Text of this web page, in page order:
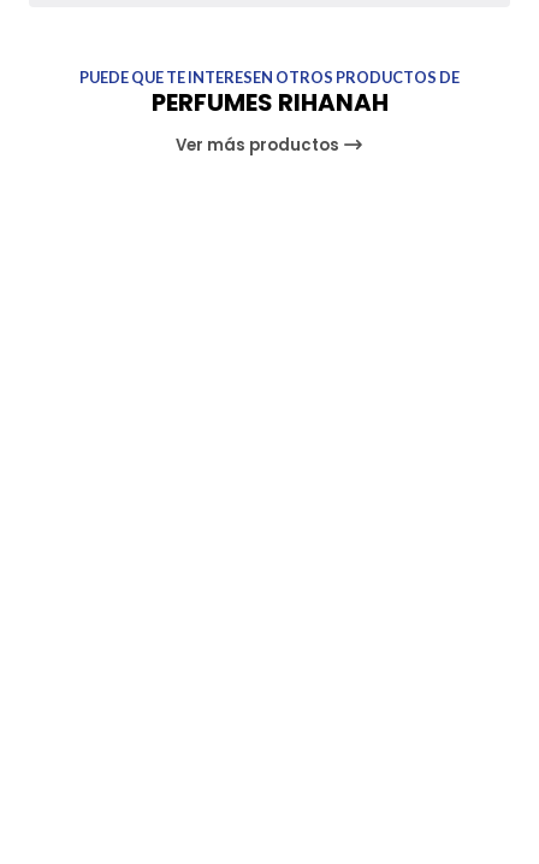
PUEDE QUE TE INTERESEN OTROS PRODUCTOS DE
PERFUMES RIHANAH
Ver más productos